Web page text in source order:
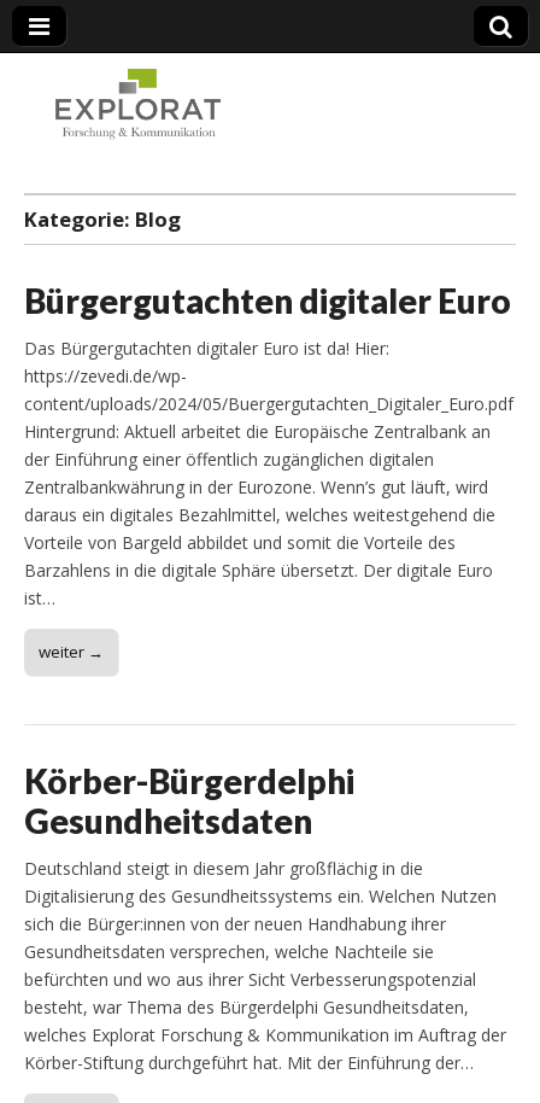
Forschung & Kommunikation
Kategorie: Blog
Bürgergutachten digitaler Euro
Das Bürgergutachten digitaler Euro ist da! Hier:
https://zevedi.de/wp-
content/uploads/2024/05/Buergergutachten_Digitaler_Euro.pdf
Hintergrund: Aktuell arbeitet die Europäische Zentralbank an
der Einführung einer öffentlich zugänglichen digitalen
Zentralbankwährung in der Eurozone. Wenn’s gut läuft, wird
daraus ein digitales Bezahlmittel, welches weitestgehend die
Vorteile von Bargeld abbildet und somit die Vorteile des
Barzahlens in die digitale Sphäre übersetzt. Der digitale Euro
ist…
weiter →
Körber-Bürgerdelphi
Gesundheitsdaten
Deutschland steigt in diesem Jahr großflächig in die
Digitalisierung des Gesundheitssystems ein. Welchen Nutzen
sich die Bürger:innen von der neuen Handhabung ihrer
Gesundheitsdaten versprechen, welche Nachteile sie
befürchten und wo aus ihrer Sicht Verbesserungspotenzial
besteht, war Thema des Bürgerdelphi Gesundheitsdaten,
welches Explorat Forschung & Kommunikation im Auftrag der
Körber-Stiftung durchgeführt hat. Mit der Einführung der…